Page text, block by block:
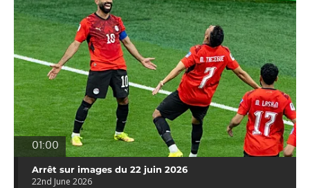
01:00
Arrêt sur images du 22 juin 2026
22nd June 2026